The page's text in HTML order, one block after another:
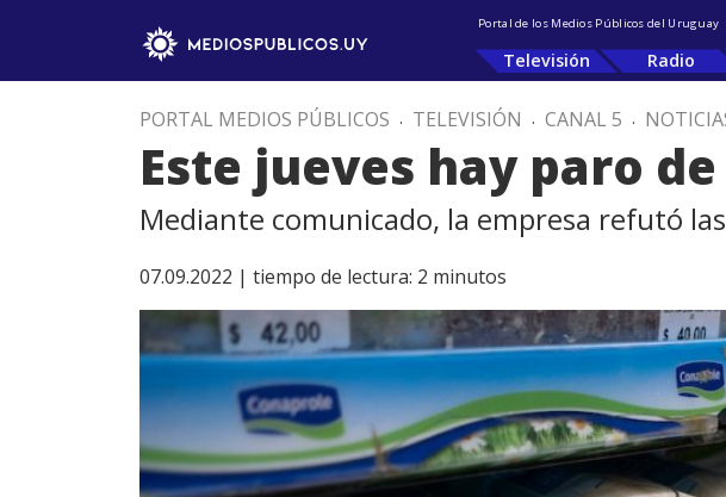
Portal de los Medios Públicos del Uruguay
Televisión Radio
PORTAL MEDIOS PÚBLICOS . TELEVISIÓN . CANAL 5 .
Este jueves hay paro
Mediante comunicado, la empresa refutó
07.09.2022 | tiempo de lectura: 2 minutos